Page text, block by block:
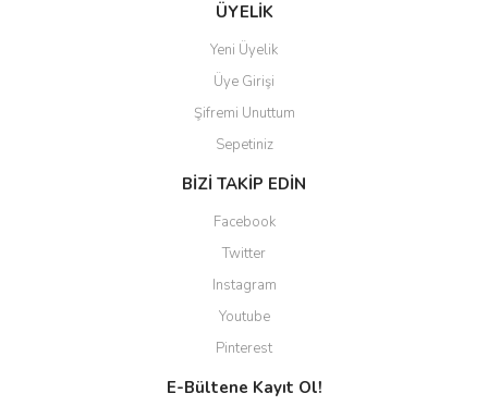
ÜYELİK
Yeni Üyelik
Üye Girişi
Şifremi Unuttum
Sepetiniz
BİZİ TAKİP EDİN
Facebook
Twitter
Instagram
Youtube
Pinterest
E-Bültene Kayıt Ol!